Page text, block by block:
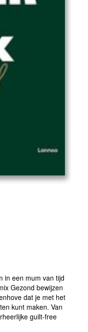
in een mum van tijd
Gezond bewijzen
dat je met het
kunt maken. Van
guilt-free